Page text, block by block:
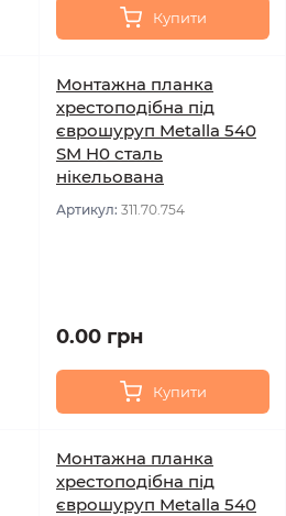
Купити
Монтажна планка
хрестоподібна під
єврошуруп Metalla 540
SM H0 сталь
нікельована
Артикул: 311.70.754
0.00 грн
Купити
Монтажна планка
хрестоподібна під
єврошуруп Metalla 540